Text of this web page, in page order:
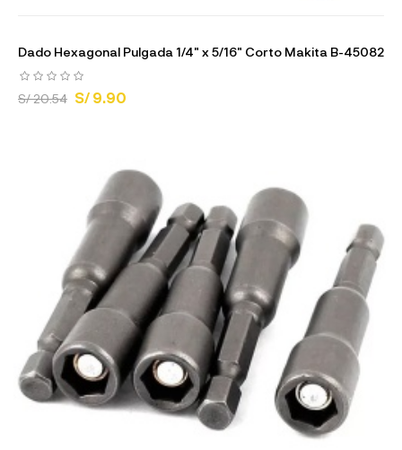
Dado Hexagonal Pulgada 1/4" x 5/16" Corto Makita B-45082
S/ 20.54 S/ 9.90